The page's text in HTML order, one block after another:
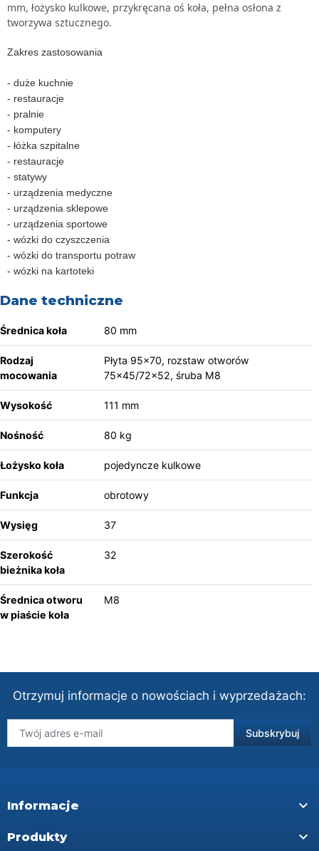
mm, łożysko kulkowe, przykręcana oś koła, pełna osłona z
tworzywa sztucznego.
Zakres zastosowania
- duże kuchnie
- restauracje
- pralnie
- komputery
- łóżka szpitalne
- restauracje
- statywy
- urządzenia medyczne
- urządzenia sklepowe
- urządzenia sportowe
- wózki do czyszczenia
- wózki do transportu potraw
- wózki na kartoteki
Dane techniczne
Średnica koła 80 mm
Rodzaj
mocowania
Płyta 95x70, rozstaw otworów
75x45/72x52, śruba M8
Wysokość 111 mm
Nośność 80 kg
Łożysko koła pojedyncze kulkowe
Funkcja obrotowy
Wysięg 37
Szerokość
bieżnika koła
32
Średnica otworu
w piaście koła
M8
Otrzymuj informacje o nowościach i wyprzedażach:
Informacje 
Produkty 